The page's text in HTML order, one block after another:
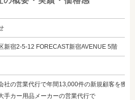
新宿2-5-12 FORECAST新宿AVENUE 5階
社の営業代行で年間13,000件の新規顧客を獲得
手カー用品メーカーの営業代行で